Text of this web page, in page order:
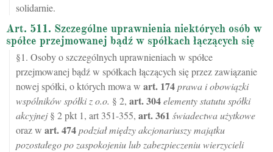
solidarnie.
Art. 511. Szczególne uprawnienia niektórych osób w
spółce przejmowanej bądź w spółkach łączących się
§1. Osoby o szczególnych uprawnieniach w spółce
przejmowanej bądź w spółkach łączących się przez zawiązanie
nowej spółki, o których mowa w art. 174prawa i obowiązki
wspólników spółki z o.o. § 2, art.304elementy statutu spółki
akcyjnej§ 2 pkt 1, art 351-355, art.361 świadectwa użytkowe
oraz w art.474podział między akcjonariuszy majątku
pozostałego po zaspokojeniu lub zabezpieczeniu wierzycieli